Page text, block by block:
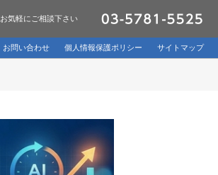
お気軽にご相談下さい
お問い合わせ 個人情報保護ポリシー サイトマップ